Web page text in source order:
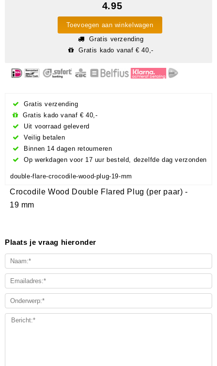
4.95
Toevoegen aan winkelwagen
Gratis verzending
Gratis kado vanaf € 40,-
Gratis verzending
Gratis kado vanaf € 40,-
Uit voorraad geleverd
Veilig betalen
Binnen 14 dagen retourneren
Op werkdagen voor 17 uur besteld, dezelfde dag verzonden
double-flare-crocodile-wood-plug-19-mm
Crocodile Wood Double Flared Plug (per paar) -
19 mm
Plaats je vraag hieronder